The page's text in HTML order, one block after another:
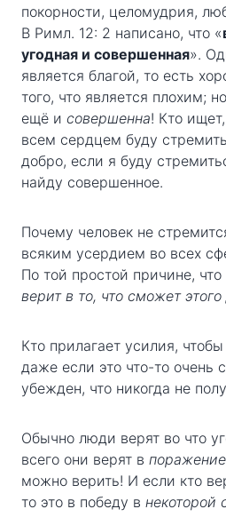
покорности, целомудрия,
В Римл. 12: 2 написано, что «
угодная и совершенная».
является благой, то есть
того, что является плохим;
ещё и совершенна! Кто
всем сердцем буду
добро, если я буду
найду совершенное.
Почему человек не
всяким усердием во всех
По той простой причине, что
верит в то, что сможет этого
Кто прилагает усилия,
даже если это что-то очень
убежден, что никогда не
Обычно люди верят во что
всего они верят в поражение
можно верить! И если кто
то это в победу в некоторой